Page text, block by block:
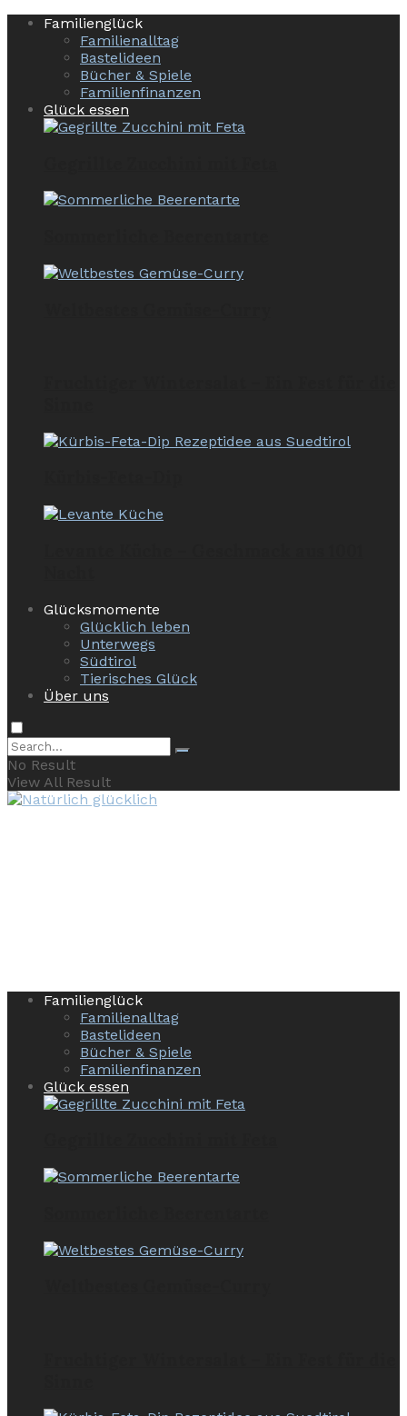
Familienglück
Familienalltag
Bastelideen
Bücher & Spiele
Familienfinanzen
Glück essen
Glücksmomente
Glücklich leben
Unterwegs
Südtirol
Tierisches Glück
Über uns
No Result
View All Result
Familienglück
Familienalltag
Bastelideen
Bücher & Spiele
Familienfinanzen
Glück essen